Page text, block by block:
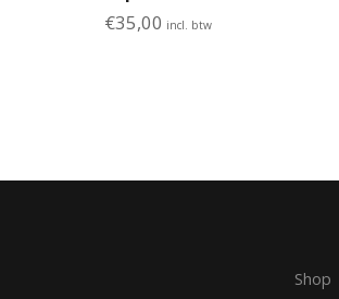
€35,00 incl. btw
Shop